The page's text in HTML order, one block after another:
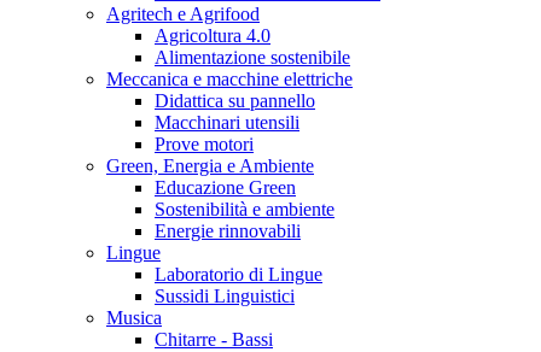
Agritech e Agrifood
Agricoltura 4.0
Alimentazione sostenibile
Meccanica e macchine elettriche
Didattica su pannello
Macchinari utensili
Prove motori
Green, Energia e Ambiente
Educazione Green
Sostenibilità e ambiente
Energie rinnovabili
Lingue
Laboratorio di Lingue
Sussidi Linguistici
Musica
Chitarre - Bassi